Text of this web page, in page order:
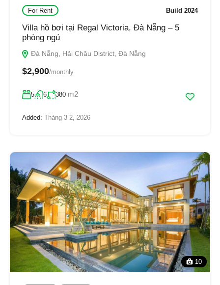
For Rent Build 2024
Villa hồ bơi tại Regal Victoria, Đà Nẵng – 5
phòng ngủ
Đà Nẵng, Hải Châu District, Đà Nẵng
$2,900/monthly
5 6 380 m2
Added: Tháng 3 2, 2026
10